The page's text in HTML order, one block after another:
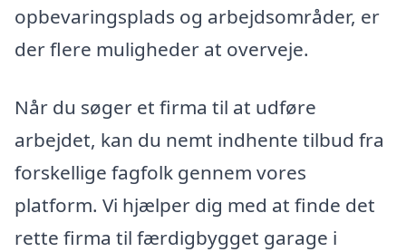
opbevaringsplads og arbejdsområder, er
der flere muligheder at overveje.
Når du søger et firma til at udføre
arbejdet, kan du nemt indhente tilbud fra
forskellige fagfolk gennem vores
platform. Vi hjælper dig med at finde det
rette firma til færdigbygget garage i